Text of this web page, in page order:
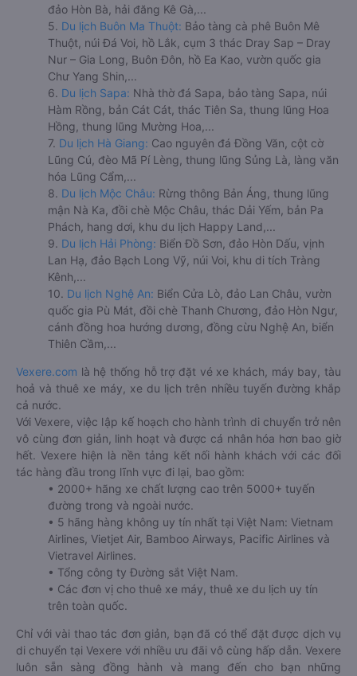
đảo Hòn Bà, hải đăng Kê Gà,...
5. Du lịch Buôn Ma Thuột: Bảo tàng cà phê Buôn Mê
Thuột, núi Đá Voi, hồ Lắk, cụm 3 thác Dray Sap – Dray
Nur – Gia Long, Buôn Đôn, hồ Ea Kao, vườn quốc gia
Chư Yang Shin,...
6. Du lịch Sapa: Nhà thờ đá Sapa, bảo tàng Sapa, núi
Hàm Rồng, bản Cát Cát, thác Tiên Sa, thung lũng Hoa
Hồng, thung lũng Mường Hoa,...
7. Du lịch Hà Giang: Cao nguyên đá Đồng Văn, cột cờ
Lũng Cú, đèo Mã Pí Lèng, thung lũng Sủng Là, làng văn
hóa Lũng Cẩm,...
8. Du lịch Mộc Châu: Rừng thông Bản Áng, thung lũng
mận Nà Ka, đồi chè Mộc Châu, thác Dải Yếm, bản Pa
Phách, hang dơi, khu du lịch Happy Land,...
9. Du lịch Hải Phòng: Biển Đồ Sơn, đảo Hòn Dấu, vịnh
Lan Hạ, đảo Bạch Long Vỹ, núi Voi, khu di tích Tràng
Kênh,...
10. Du lịch Nghệ An: Biển Cửa Lò, đảo Lan Châu, vườn
quốc gia Pù Mát, đồi chè Thanh Chương, đảo Hòn Ngư,
cánh đồng hoa hướng dương, đồng cừu Nghệ An, biển
Thiên Cầm,...
Vexere.com là hệ thống hỗ trợ đặt vé xe khách, máy bay, tàu
hoả và thuê xe máy, xe du lịch trên nhiều tuyến đường khắp
cả nước.
Với Vexere, việc lập kế hoạch cho hành trình di chuyển trở nên
vô cùng đơn giản, linh hoạt và được cá nhân hóa hơn bao giờ
hết. Vexere hiện là nền tảng kết nối hành khách với các đối
tác hàng đầu trong lĩnh vực đi lại, bao gồm:
• 2000+ hãng xe chất lượng cao trên 5000+ tuyến
đường trong và ngoài nước.
• 5 hãng hàng không uy tín nhất tại Việt Nam: Vietnam
Airlines, Vietjet Air, Bamboo Airways, Pacific Airlines và
Vietravel Airlines.
• Tổng công ty Đường sắt Việt Nam.
• Các đơn vị cho thuê xe máy, thuê xe du lịch uy tín
trên toàn quốc.
Chỉ với vài thao tác đơn giản, bạn đã có thể đặt được dịch vụ
di chuyển tại Vexere với nhiều ưu đãi vô cùng hấp dẫn. Vexere
luôn sẵn sàng đồng hành và mang đến cho bạn những